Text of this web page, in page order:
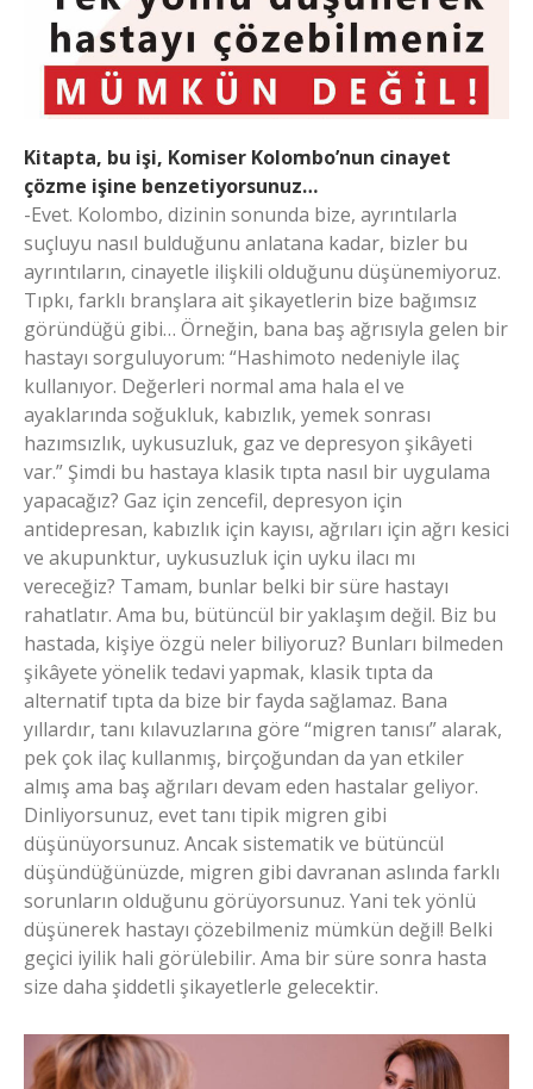
Kitapta, bu işi, Komiser Kolombo’nun cinayet
çözme işine benzetiyorsunuz…
-Evet. Kolombo, dizinin sonunda bize, ayrıntılarla
suçluyu nasıl bulduğunu anlatana kadar, bizler bu
ayrıntıların, cinayetle ilişkili olduğunu düşünemiyoruz.
Tıpkı, farklı branşlara ait şikayetlerin bize bağımsız
göründüğü gibi… Örneğin, bana baş ağrısıyla gelen bir
hastayı sorguluyorum: “Hashimoto nedeniyle ilaç
kullanıyor. Değerleri normal ama hala el ve
ayaklarında soğukluk, kabızlık, yemek sonrası
hazımsızlık, uykusuzluk, gaz ve depresyon şikâyeti
var.” Şimdi bu hastaya klasik tıpta nasıl bir uygulama
yapacağız? Gaz için zencefil, depresyon için
antidepresan, kabızlık için kayısı, ağrıları için ağrı kesici
ve akupunktur, uykusuzluk için uyku ilacı mı
vereceğiz? Tamam, bunlar belki bir süre hastayı
rahatlatır. Ama bu, bütüncül bir yaklaşım değil. Biz bu
hastada, kişiye özgü neler biliyoruz? Bunları bilmeden
şikâyete yönelik tedavi yapmak, klasik tıpta da
alternatif tıpta da bize bir fayda sağlamaz. Bana
yıllardır, tanı kılavuzlarına göre “migren tanısı” alarak,
pek çok ilaç kullanmış, birçoğundan da yan etkiler
almış ama baş ağrıları devam eden hastalar geliyor.
Dinliyorsunuz, evet tanı tipik migren gibi
düşünüyorsunuz. Ancak sistematik ve bütüncül
düşündüğünüzde, migren gibi davranan aslında farklı
sorunların olduğunu görüyorsunuz. Yani tek yönlü
düşünerek hastayı çözebilmeniz mümkün değil! Belki
geçici iyilik hali görülebilir. Ama bir süre sonra hasta
size daha şiddetli şikayetlerle gelecektir.